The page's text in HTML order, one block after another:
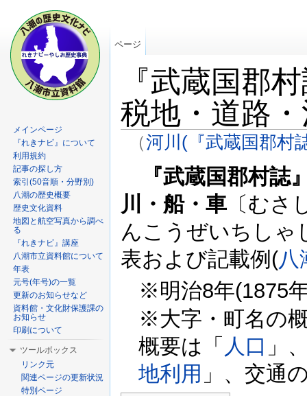
『武蔵国郡
税地・道路
（河川(『武蔵国郡村
『武蔵国郡村
川・船・車 〔む
んこうぜいちしゃ
表および記載例(八
※明治8年(1875
※大字・町名の
概要は「 人口 」
地利用 」、交通
ページ
メインページ
『れきナビ』について
利用規約
記事の探し方
索引(50音順・分野別)
八潮の歴史概要
歴史文化資料
地図と航空写真から調べ
る
『れきナビ』講座
八潮市立資料館について
年表
元号(年号)の一覧
更新のお知らせなど
資料館・文化財保護課の
お知らせ
印刷について
ツールボックス
リンク元
関連ページの更新状況
特別ページ